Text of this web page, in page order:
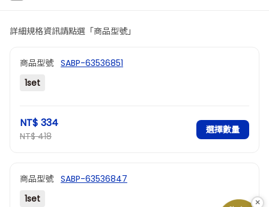
詳細規格資訊請點選「商品型號」
商品型號 SABP-63536851
1set
NT$ 334
NT$ 418
選擇數量
商品型號 SABP-63536847
1set
×